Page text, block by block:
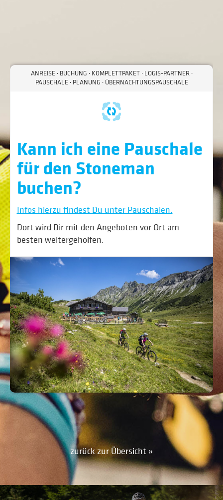
ANREISE · BUCHUNG · KOMPLETTPAKET · LOGIS-PARTNER ·
PAUSCHALE · PLANUNG · ÜBERNACHTUNGSPAUSCHALE
Kann ich eine Pauschale
für den Stone­man
buchen?
Infos hierzu findest Du unter Pauschalen.
Dort wird Dir mit den Angeboten vor Ort am
besten weitergeholfen.
zurück zur Übersicht »